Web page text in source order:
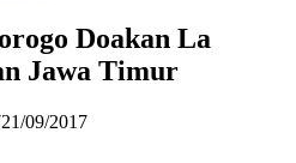
Doakan La
Jawa Timur
21/09/2017